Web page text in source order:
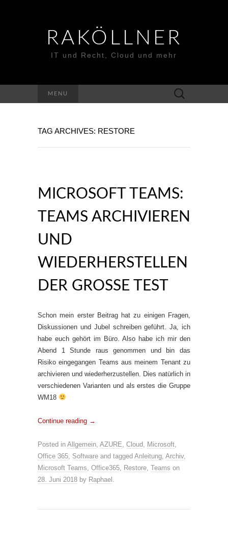
RAKÖLLNER
IT und Recht, Cloud und mehr
MENU
Suchen
nach:
TAG ARCHIVES: RESTORE
MICROSOFT TEAMS:
TEAMS ARCHIVIEREN
UND
WIEDERHERSTELLEN
DER GROSSE TEST
Schon mein erster Beitrag hat zu einigen Fragen,
Diskussionen und Jubel schreiben geführt. Ja, ich
habe euch gehört im Büro. Also habe ich mir den
Abend 1 Stunde raus genommen und bin das
Risiko eingegangen Teams aus meinem Tenant zu
archivieren und wiederherzustellen. Dies natürlich in
verschiedenen Varianten und als erstes die Gruppe
WM18
Continue reading →
Posted in Allgemein, AZURE, Cloud, Microsoft,
Office 365, Software and tagged Anleitung, Archiv,
Microsoft Teams, Office365, Restore, Teams on
28. Juni 2018 by Raphael .